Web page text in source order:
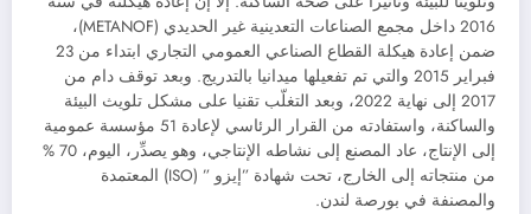
2016 داخل مجمع الصناعات التعدينية غير الحديدي (METANOF)،
ضمن إعادة هيكلة القطاع الصناعي العمومي التجاري ابتداء من 23
فبراير 2015 والتي تم تفعيلها ميدانيا بالتدريج. وبعد توقف دام من
2017 إلى نهاية 2022، وبعد التغلّب تقنيا على مشكل تلويث البيئة
والساكنة، واستفادته من القرار الرئاسي لإعادة 51 مؤسسة عمومية
إلى الإنتاج، عاد المصنع إلى نشاطه الإنتاجي، وهو يصدِّر، اليوم، 70 %
من منتجاته إلى الخارج، تحت شهادة ”إيزو ” (ISO) المعتمدة
والمصنفة في بورصة لندن.